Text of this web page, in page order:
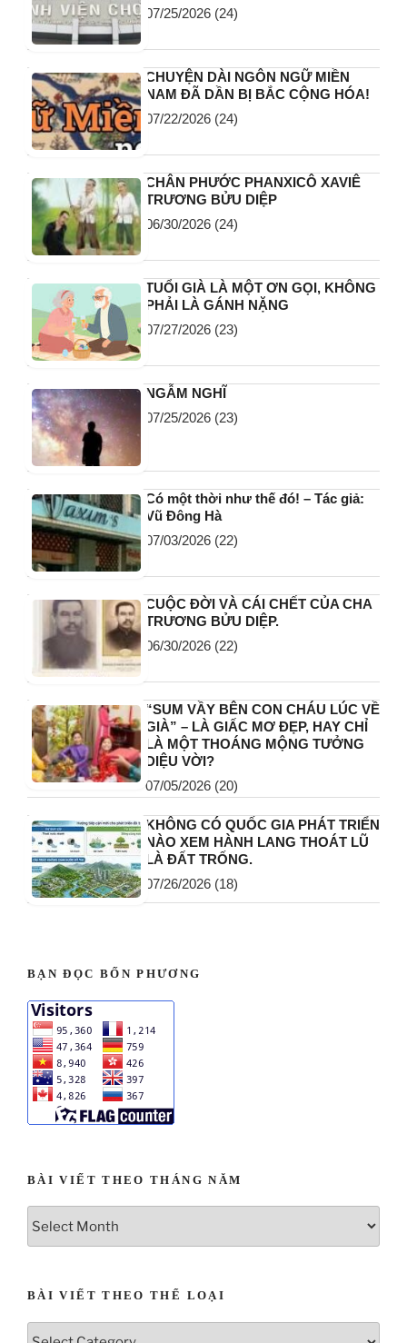
07/25/2026 (24)
CHUYỆN DÀI NGÔN NGỮ MIỀN
NAM ĐÃ DẦN BỊ BẮC CỘNG HÓA!
07/22/2026 (24)
CHÂN PHƯỚC PHANXICÔ XAVIÊ
TRƯƠNG BỬU DIỆP
06/30/2026 (24)
TUỔI GIÀ LÀ MỘT ƠN GỌI, KHÔNG
PHẢI LÀ GÁNH NẶNG
07/27/2026 (23)
NGẪM NGHĨ
07/25/2026 (23)
Có một thời như thế đó! – Tác giả:
Vũ Đông Hà
07/03/2026 (22)
CUỘC ĐỜI VÀ CÁI CHẾT CỦA CHA
TRƯƠNG BỬU DIỆP.
06/30/2026 (22)
“SUM VẦY BÊN CON CHÁU LÚC VỀ
GIÀ” – LÀ GIẤC MƠ ĐẸP, HAY CHỈ
LÀ MỘT THOÁNG MỘNG TƯỞNG
DIỆU VỜI?
07/05/2026 (20)
KHÔNG CÓ QUỐC GIA PHÁT TRIỂN
NÀO XEM HÀNH LANG THOÁT LŨ
LÀ ĐẤT TRỐNG.
07/26/2026 (18)
BẠN ĐỌC BỐN PHƯƠNG
BÀI VIẾT THEO THÁNG NĂM
BÀI VIẾT THEO THỂ LOẠI